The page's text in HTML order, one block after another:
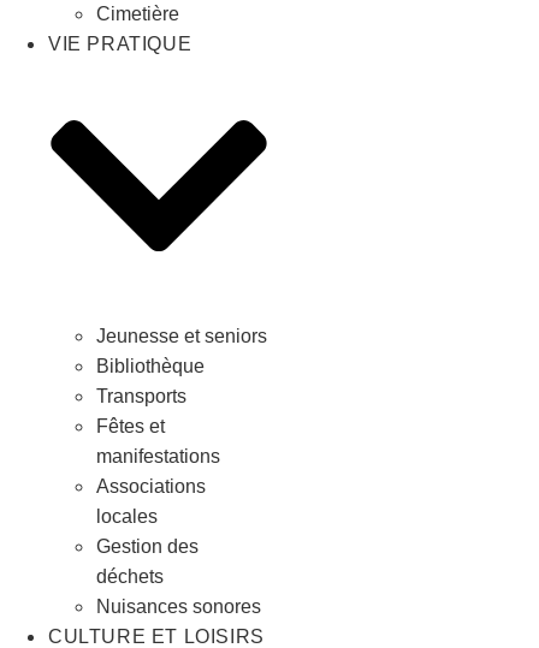
Cimetière
VIE PRATIQUE
Jeunesse et seniors
Bibliothèque
Transports
Fêtes et
manifestations
Associations
locales
Gestion des
déchets
Nuisances sonores
CULTURE ET LOISIRS